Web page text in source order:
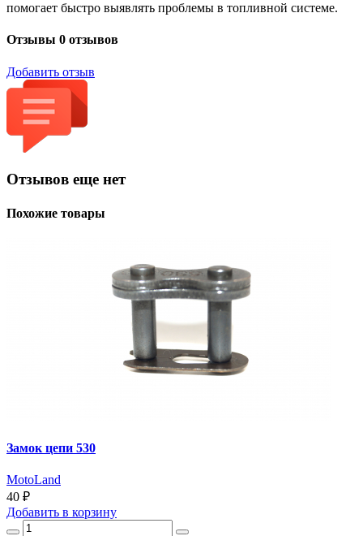
помогает быстро выявлять проблемы в топливной системе.
Отзывы 0 отзывов
Добавить отзыв
Отзывов еще нет
Похожие товары
Замок цепи 530
MotoLand
40 ₽
Добавить в корзину